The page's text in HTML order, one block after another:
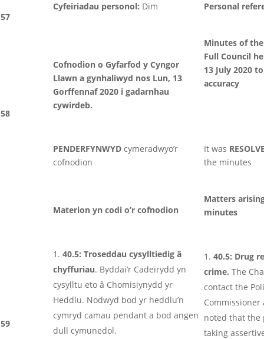
57
Cyfeiriadau personol: Dim Personal
58
Cofnodion o Gyfarfod y Cyngor
Llawn a gynhaliwyd nos Lun, 13
Gorffennaf 2020 i gadarnhau
cywirdeb.
PENDERFYNWYD cymeradwyo’r
cofnodion
Minutes of
Full Council
13 July 2020
accuracy
It was
the minutes
59
Materion yn codi o’r cofnodion
40.5: Troseddau cysylltiedig â
chyffuriau. Byddai’r Cadeirydd yn
cysylltu eto â Chomisiynydd yr
Heddlu. Nodwyd bod yr heddlu’n
cymryd camau pendant a bod angen
dull cymunedol.
Matters
minutes
40.5: Drug
crime. The
contact the
Commissioner
noted that the
taking